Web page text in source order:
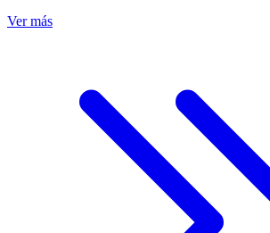
Ver más